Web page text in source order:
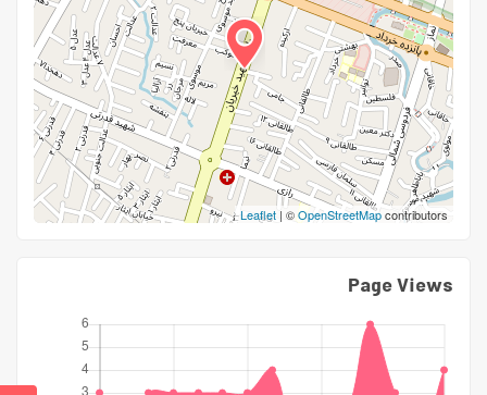
Leaflet | ©OpenStreetMapcontributors
Page Views